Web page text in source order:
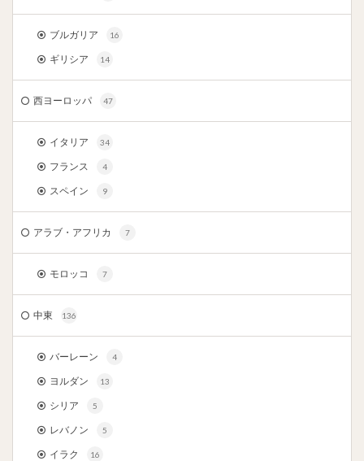
ブルガリア 16
ギリシア 14
西ヨーロッパ 47
イタリア 34
フランス 4
スペイン 9
アラブ・アフリカ 7
モロッコ 7
中東 136
バーレーン 4
ヨルダン 13
シリア 5
レバノン 5
イラク 16